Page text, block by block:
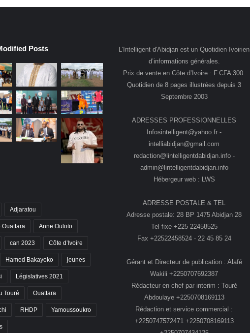
Posts
Adjaratou
Ouattara Anne Ouloto
can 2023 Côte d’Ivoire
Hamed Bakayoko jeunes
Législatives 2021
Touré Ouattara
RHDP Yamoussoukro
L'Intelligent d'Abidjan est un Quotidien Ivoirien
d’informations générales.
Prix de vente en Côte d’Ivoire : F.CFA 300.
Quotidien de 8 pages illustrées depuis 3
Septembre 2003
ADRESSES PROFESSIONNELLES
Infosintelligent@yahoo.fr -
intelliabidjan@gmail.com
redaction@lintelligentdabidjan.info -
admin@lintelligentdabidjan.info
Hébergeur web : LWS
ADRESSE POSTALE & TEL
Adresse postale: 28 BP 1475 Abidjan 28
Tel fixe +225 22458525
Fax +22522458524 - 22 45 85 24
Gérant et Directeur de publication : Alafé
Wakili +2250707692387
Rédacteur en chef par interim : Touré
Abdoulaye +2250708169113
Rédaction et service commercial :
+2250747572471 +2250708169113